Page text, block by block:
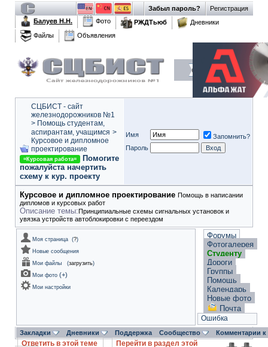
Регистрация
Забыл пароль?
Балуев Н.Н.
Фото РЖДТьюб
Дневники
Файлы
Объявления
СЦБИСТ - сайт
железнодорожников №1
> Помощь студентам,
аспирантам, учащимся >
Курсовое и дипломное
проектирование
=Курсовая работа=
Помогите
пожалуйста начертить
схему к кур. проекту
Имя
Запомнить?
Пароль
Курсовое и дипломное проектирование Помощь в написании
дипломов и курсовых работ
Описание темы:Принципиальные схемы сигнальных установок и
увязка устройств автоблокировки с переездом
Моя страница (?)
Новые сообщения
Мои файлы
(загрузить)
Мои фото (+)
Мои настройки
Форумы
Фотогалерея
Студенту
Дороги
Группы
Помощь
Календарь
Новые фото
Почта
Ошибка
Закладки Дневники Поддержка Сообщество Комментарии
Ответить в этой теме
Перейти в раздел этой